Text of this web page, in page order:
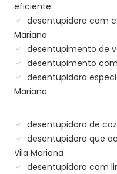
eficiente
desentupidora com
Mariana
desentupimento de
desentupimento
desentupidora
Mariana
desentupidora de
desentupidora que
Vila Mariana
desentupidora com